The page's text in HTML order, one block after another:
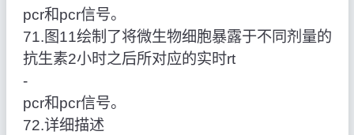
pcr和pcr信号。
71.图11绘制了将微生物细胞暴露于不同剂量的
抗生素2小时之后所对应的实时rt
‑
pcr和pcr信号。
72.详细描述